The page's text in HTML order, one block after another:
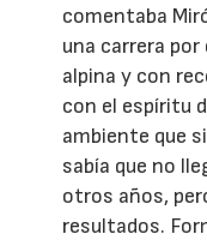
comentaba
una carrera
alpina y con
con el espíritu
ambiente que
sabía que no
otros años,
resultados.